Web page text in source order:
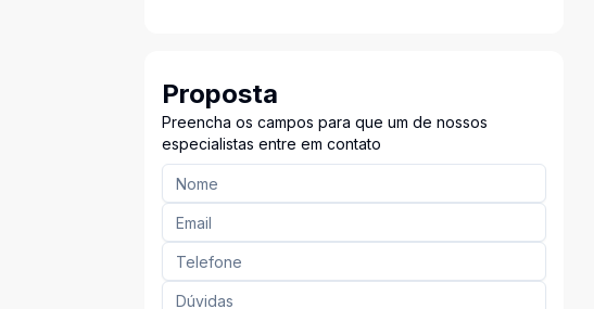
Proposta
Preencha os campos para que um de nossos
especialistas entre em contato